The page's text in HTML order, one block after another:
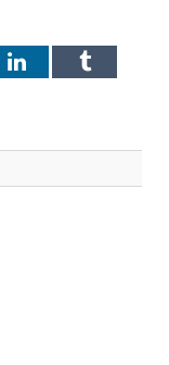
LinkedInTumblr